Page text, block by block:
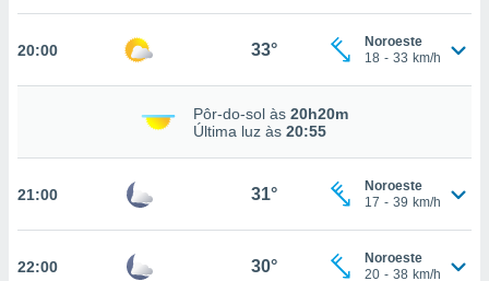
de
através
20:00 33°
Noroeste
18 - 33 km/h
Pôr-do-sol às 20h20m
Última luz às 20:55
21:00 31°
Noroeste
17 - 39 km/h
22:00 30°
Noroeste
20 - 38 km/h